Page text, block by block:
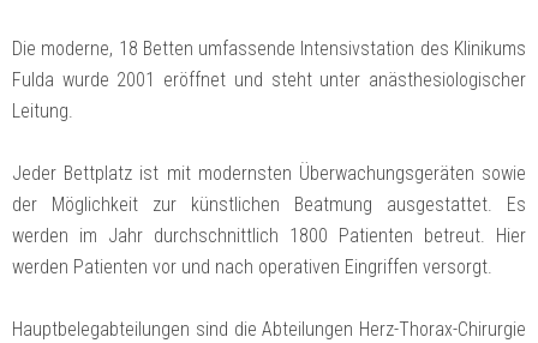
Die moderne, 18 Betten umfassende Intensivstation des Klinikums
Fulda wurde 2001 eröffnet und steht unter anästhesiologischer
Leitung.
Jeder Bettplatz ist mit modernsten Überwachungsgeräten sowie
der Möglichkeit zur künstlichen Beatmung ausgestattet. Es
werden im Jahr durchschnittlich 1800 Patienten betreut. Hier
werden Patienten vor und nach operativen Eingriffen versorgt.
Hauptbelegabteilungen sind die Abteilungen Herz-Thorax-Chirurgie